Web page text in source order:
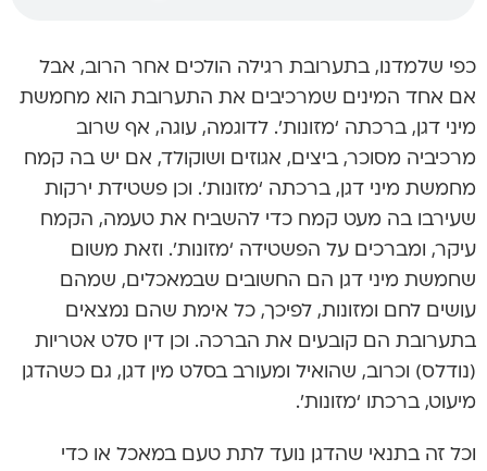
כפי שלמדנו, בתערובת רגילה הולכים אחר הרוב, אבל
אם אחד המינים שמרכיבים את התערובת הוא מחמשת
מיני דגן, ברכתה ‘מזונות’. לדוגמה, עוגה, אף שרוב
מרכיביה מסוכר, ביצים, אגוזים ושוקולד, אם יש בה קמח
מחמשת מיני דגן, ברכתה ‘מזונות’. וכן פשטידת ירקות
שעירבו בה מעט קמח כדי להשביח את טעמה, הקמח
עיקר, ומברכים על הפשטידה ‘מזונות’. וזאת משום
שחמשת מיני דגן הם החשובים שבמאכלים, שמהם
עושים לחם ומזונות, לפיכך, כל אימת שהם נמצאים
בתערובת הם קובעים את הברכה. וכן דין סלט אטריות
(נודלס) וכרוב, שהואיל ומעורב בסלט מין דגן, גם כשהדגן
מיעוט, ברכתו ‘מזונות’.
וכל זה בתנאי שהדגן נועד לתת טעם במאכל או כדי